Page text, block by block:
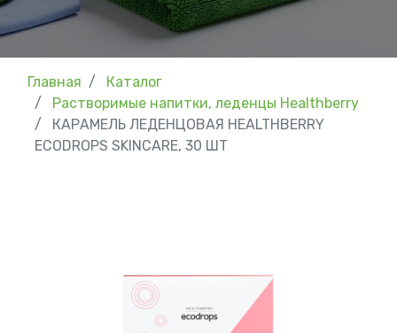
Главная
Каталог
Растворимые напитки, леденцы Healthberry
КАРАМЕЛЬ ЛЕДЕНЦОВАЯ HEALTHBERRY
ECODROPS SKINCARE, 30 ШТ